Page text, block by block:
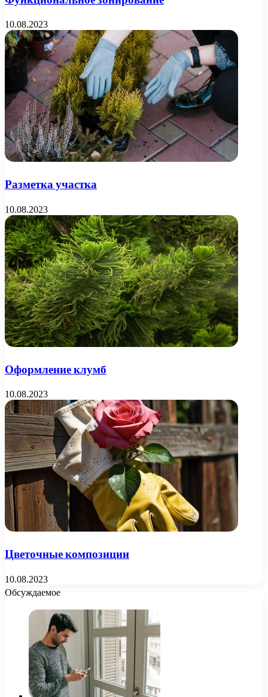
10.08.2023
Разметка участка
10.08.2023
Оформление клумб
10.08.2023
Цветочные композиции
10.08.2023
Обсуждаемое